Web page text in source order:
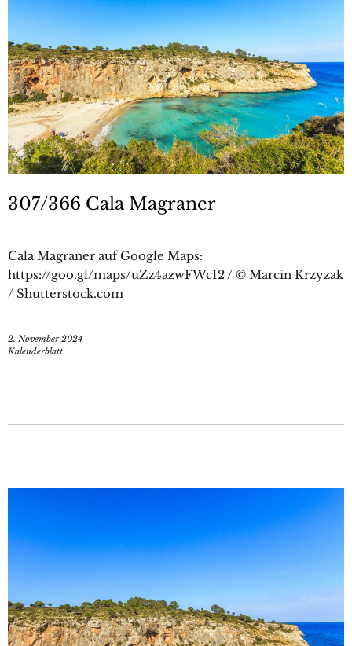
307/366 Cala Magraner
Cala Magraner auf Google Maps:
https://goo.gl/maps/uZz4azwFWc12 / © Marcin Krzyzak
/ Shutterstock.com
2. November 2024
Kalenderblatt